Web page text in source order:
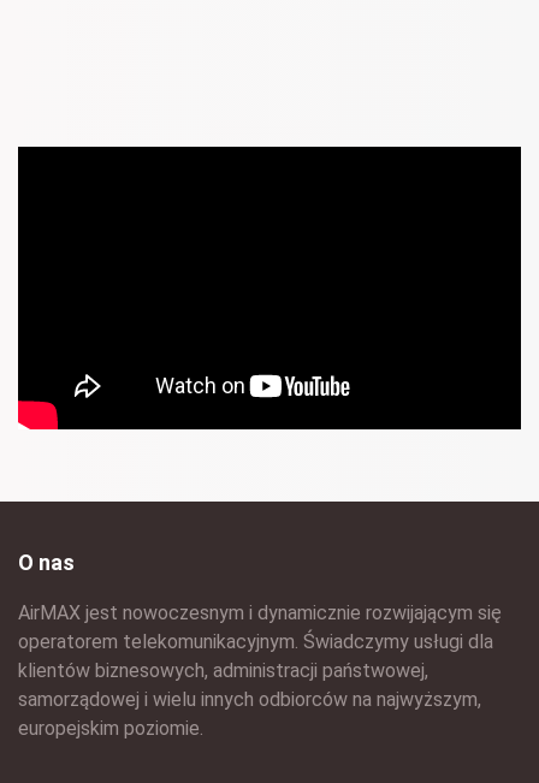
O nas
AirMAX jest nowoczesnym i dynamicznie rozwijającym się
operatorem telekomunikacyjnym. Świadczymy usługi dla
klientów biznesowych, administracji państwowej,
samorządowej i wielu innych odbiorców na najwyższym,
europejskim poziomie.